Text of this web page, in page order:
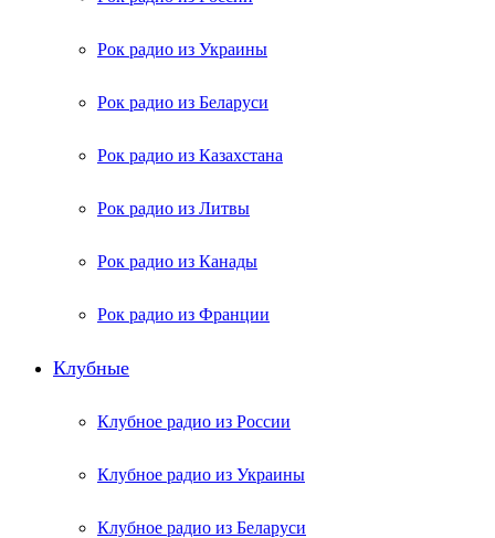
Рок радио из Украины
Рок радио из Беларуси
Рок радио из Казахстана
Рок радио из Литвы
Рок радио из Канады
Рок радио из Франции
Клубные
Клубное радио из России
Клубное радио из Украины
Клубное радио из Беларуси